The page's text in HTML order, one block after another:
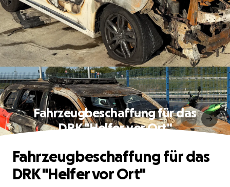
Fahrzeugbeschaffung für das
DRK "Helfer vor Ort"
Fahrzeugbeschaffung für das
DRK "Helfer vor Ort"